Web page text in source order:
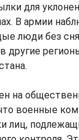
для
В армии
люди без
другие
на
военные
лиц,